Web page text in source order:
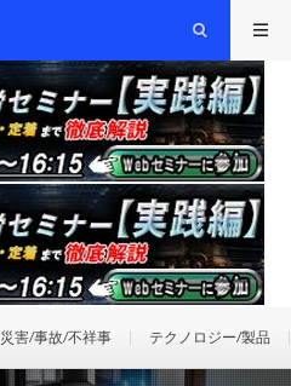
災害/事故/不祥事 テクノロジー/製品